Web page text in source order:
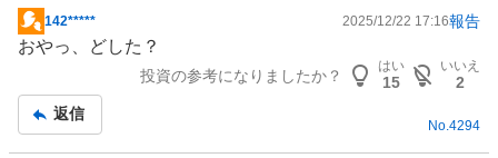
掲
示
事
142***** 2025/12/22 17:16報告
おやっ、どした？
投資の参考になりましたか？
はい
15
いいえ
2
返信
No. 4294